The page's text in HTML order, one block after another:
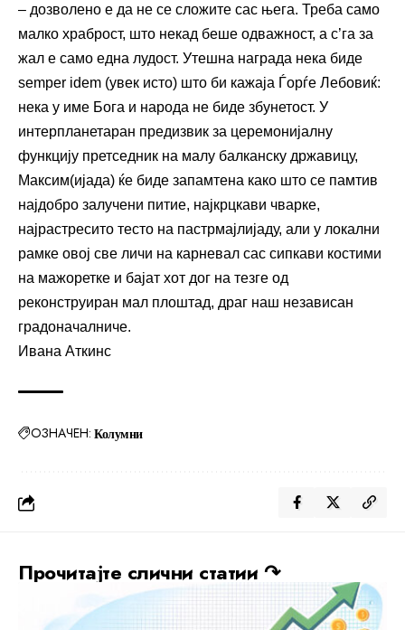
– дозволено е да не се сложите сас њега. Треба само
малко храброст, што некад беше одважност, а с’га за
жал е само една лудост. Утешна награда нека биде
semper idem (увек исто) што би кажаја Ѓорѓе Лебовиќ:
нека у име Бога и народа не биде збунетост. У
интерпланетаран предизвик за церемонијалну
функцију претседник на малу балканску државицу,
Максим(ијада) ќе биде запамтена како што се памтив
најдобро залучени питие, најкрцкави чварке,
најрастресито тесто на пастрмајлијаду, али у локални
рамке овој све личи на карневал сас сипкави костими
на мажоретке и бајат хот дог на тезге од
реконструиран мал плоштад, драг наш независан
градоначалниче.
Ивана Аткинс
ОЗНАЧЕН: Колумни
Прочитајте слични статии ↷